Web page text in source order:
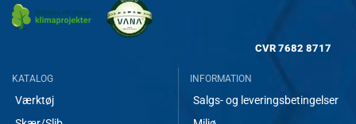
CVR 7682 8717
KATALOG
Værktøj
INFORMATION
Salgs- og leveringsbetingelser